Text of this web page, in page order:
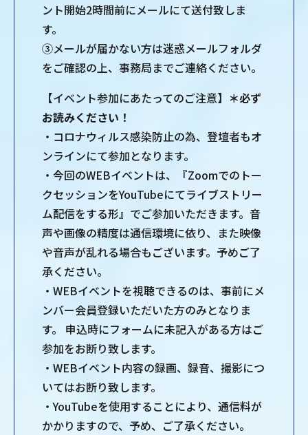
ント開始2時間前にメールにて送付致しま
す。
③メールが届かない方は迷惑メールフォルダ
をご確認の上、事務局までご連絡ください。
【イベント参加にあたってのご注意】 ＊必ず
お読みください！
・コロナウィルス感染防⽌の為、登壇者もオ
ンラインにて参加となります。
・今回のWEBイベントは、『Zoomでのトー
クセッションをYouTubeにてライブストリー
ム配信をする形』でご参加いただきます。⾳
声や画像の精度は通信環境に依り、また映像
や⾳声が乱れる場合もございます。予めご了
承ください。
・WEBイベントを視聴できるのは、事前にメ
ンバー会員登録いただいた⽅のみとなりま
す。 申込時にフォームに未記⼊がある⽅はご
参加をお断り致します。
・WEBイベント内容の録画、録⾳、撮影につ
いてはお断り致します。
・YouTubeを使⽤することにより、通信料が
かかりますので、予め、ご了承ください。